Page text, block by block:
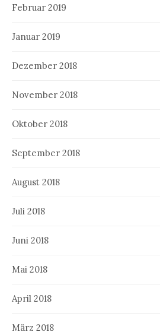
Februar 2019
Januar 2019
Dezember 2018
November 2018
Oktober 2018
September 2018
August 2018
Juli 2018
Juni 2018
Mai 2018
April 2018
März 2018